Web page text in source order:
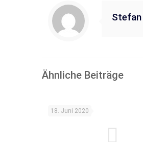
Stefan
Ähnliche Beiträge
18. Juni 2020